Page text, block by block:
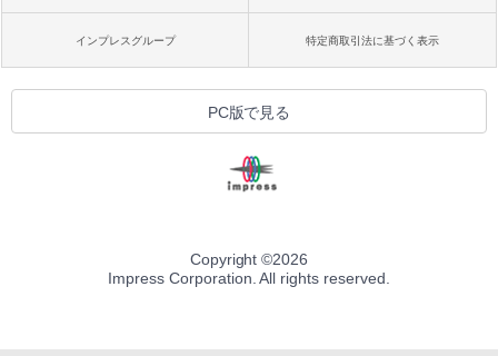
インプレスグループ 特定商取引法に基づく表示
PC版で見る
Copyright ©2026
Impress Corporation. All rights reserved.